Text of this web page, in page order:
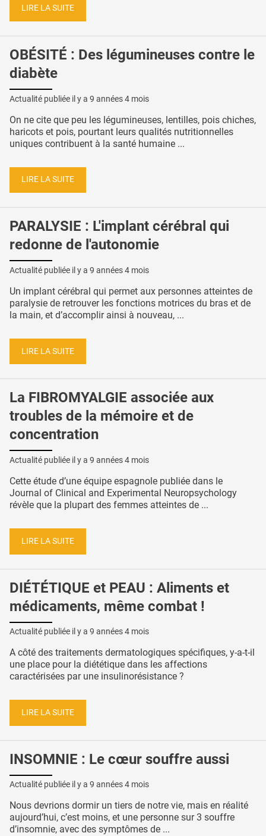
LIRE LA SUITE
OBÉSITÉ : Des légumineuses contre le
diabète
Actualité publiée il y a 9 années 4 mois
On ne cite que peu les légumineuses, lentilles, pois chiches,
haricots et pois, pourtant leurs qualités nutritionnelles
uniques contribuent à la santé humaine ...
LIRE LA SUITE
PARALYSIE : L'implant cérébral qui
redonne de l'autonomie
Actualité publiée il y a 9 années 4 mois
Un implant cérébral qui permet aux personnes atteintes de
paralysie de retrouver les fonctions motrices du bras et de
la main, et d’accomplir ainsi à nouveau, ...
LIRE LA SUITE
La FIBROMYALGIE associée aux
troubles de la mémoire et de
concentration
Actualité publiée il y a 9 années 4 mois
Cette étude d’une équipe espagnole publiée dans le
Journal of Clinical and Experimental Neuropsychology
révèle que la plupart des femmes atteintes de ...
LIRE LA SUITE
DIÉTÉTIQUE et PEAU : Aliments et
médicaments, même combat !
Actualité publiée il y a 9 années 4 mois
A côté des traitements dermatologiques spécifiques, y-a-t-il
une place pour la diététique dans les affections
caractérisées par une insulinorésistance ?
LIRE LA SUITE
INSOMNIE : Le cœur souffre aussi
Actualité publiée il y a 9 années 4 mois
Nous devrions dormir un tiers de notre vie, mais en réalité
aujourd’hui, c’est moins, et une personne sur 3 souffre
d’insomnie, avec des symptômes de ...